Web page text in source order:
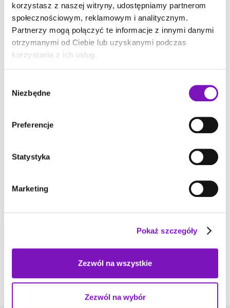
korzystasz z naszej witryny, udostępniamy partnerom
społecznościowym, reklamowym i analitycznym.
Partnerzy mogą połączyć te informacje z innymi danymi
otrzymanymi od Ciebie lub uzyskanymi podczas
korzystania z ich usług.
zgody
Niezbędne
Preferencje
Statystyka
Marketing
Pokaż szczegóły
Zezwól na wszystkie
Zezwól na wybór
Następny webinar
7. Zapisywane widoki i nowy pulpit w Budget
Studio
możliwości i jeszcze bardziej usprawnić sobie